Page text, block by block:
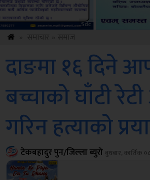
दाङमा १६ दिने
बच्चाको घाँटी
गरिन हत्याको
टेकबहादुर पुन/जिल्ला ब्युरोबुधबार, कार्तिक